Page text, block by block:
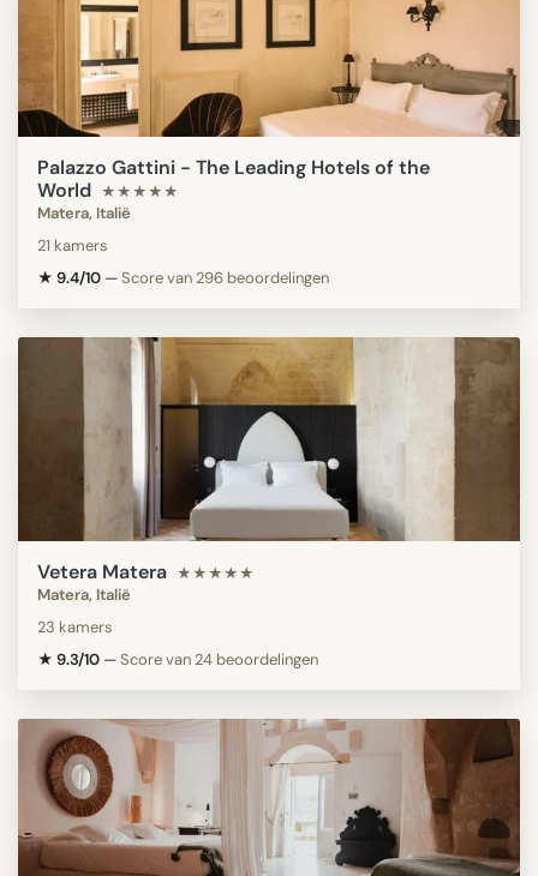
Palazzo Gattini - The Leading Hotels of the
World ★★★★★
Matera, Italië
21 kamers
★ 9.4/10 —Score van 296 beoordelingen
Vetera Matera ★★★★★
Matera, Italië
23 kamers
★ 9.3/10 —Score van 24 beoordelingen